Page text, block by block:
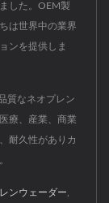
した。OEM製
は世界中の業界
ンを提供しま
質なネオプレン
療、産業、商業
耐久性がありカ
ンウェーダー